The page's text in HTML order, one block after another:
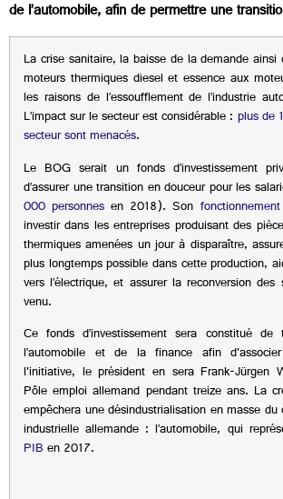
de l’automobile, afin de permettre une
La crise sanitaire, la baisse de la demande
moteurs thermiques diesel et essence aux
les raisons de l’essoufflement de l’industrie
L’impact sur le secteur est considérable : plus de
secteur sont menacés.
Le BOG serait un fonds d’investissement
d’assurer une transition en douceur pour les
000 personnes en 2018). Son fonctionnement
investir dans les entreprises produisant des
thermiques amenées un jour à disparaître,
plus longtemps possible dans cette production,
vers l’électrique, et assurer la reconversion
venu.
Ce fonds d’investissement sera constitué
l’automobile et de la finance afin
l'initiative, le président en sera Frank-Jürgen
Pôle emploi allemand pendant treize ans. La
empêchera une désindustrialisation en masse
industrielle allemande : l’automobile, qui
PIBen 2017.